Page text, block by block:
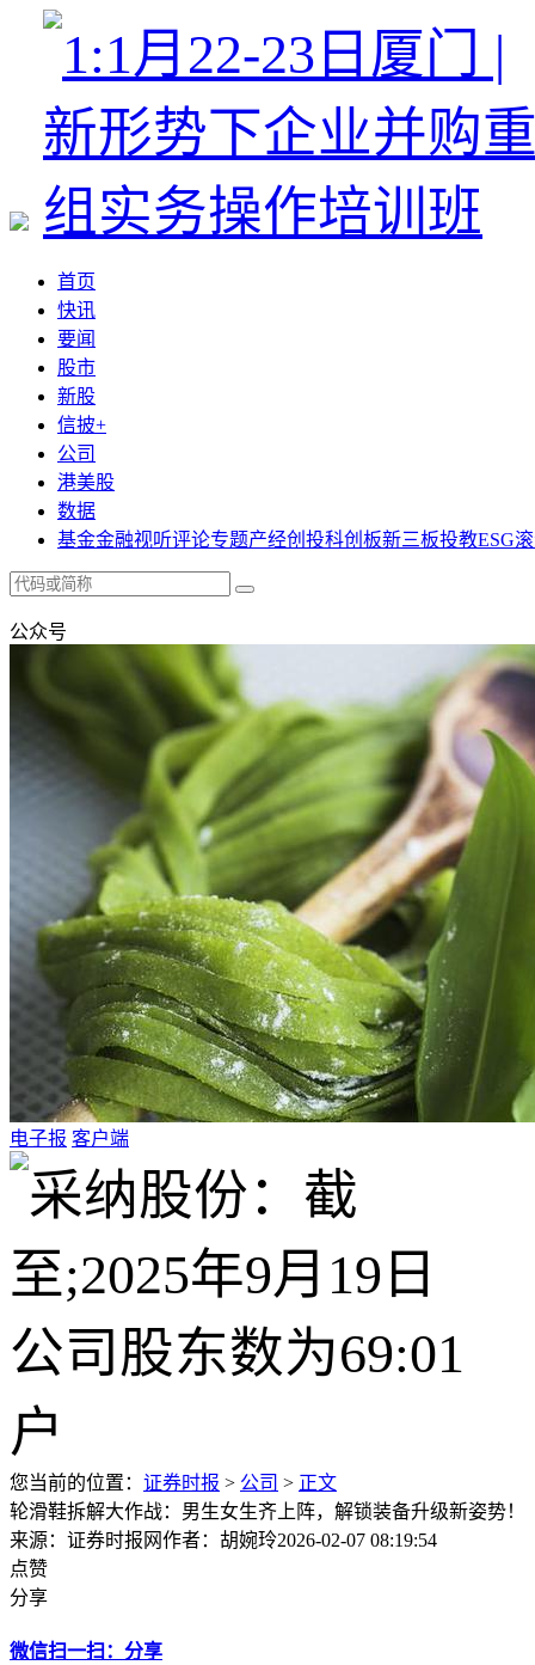
首页
快讯
要闻
股市
新股
信披+
公司
港美股
数据
基金金融视听评论专题产经创投科创板新三板投教ESG
公众号
电子报 客户端
您当前的位置： 证券时报 > 公司 > 正文
轮滑鞋拆解大作战：男生女生齐上阵，解锁装备升级新姿势！
来源：证券时报网作者：胡婉玲2026-02-07 08:19:54
点赞
分享
微信扫一扫：分享